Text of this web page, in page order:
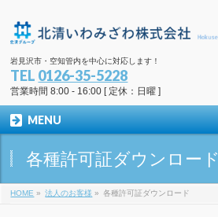
岩見沢市・空知管内を中心に対応します！
TEL 0126-35-5228
営業時間 8:00 - 16:00 [ 定休：日曜 ]
MENU
各種許可証ダウンロード
HOME » 法人のお客様 » 各種許可証ダウンロード